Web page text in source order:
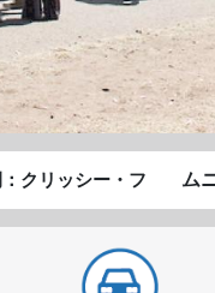
が
ど
の